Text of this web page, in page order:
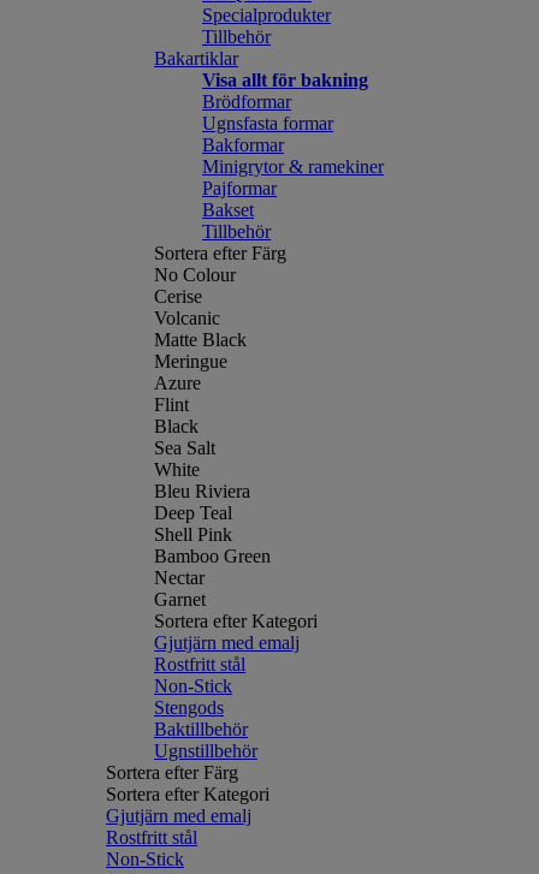
Specialprodukter
Tillbehör
Bakartiklar
Visa allt för bakning
Brödformar
Ugnsfasta formar
Bakformar
Minigrytor & ramekiner
Pajformar
Bakset
Tillbehör
Sortera efter Färg
No Colour
Cerise
Volcanic
Matte Black
Meringue
Azure
Flint
Black
Sea Salt
White
Bleu Riviera
Deep Teal
Shell Pink
Bamboo Green
Nectar
Garnet
Sortera efter Kategori
Gjutjärn med emalj
Rostfritt stål
Non-Stick
Stengods
Baktillbehör
Ugnstillbehör
Sortera efter Färg
Sortera efter Kategori
Gjutjärn med emalj
Rostfritt stål
Non-Stick